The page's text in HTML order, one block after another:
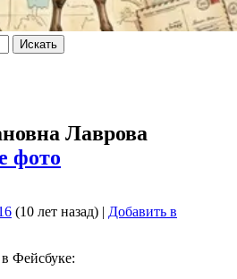
Искать
Лаврова
фото
(10 лет назад) | Добавить в
Фейсбуке: